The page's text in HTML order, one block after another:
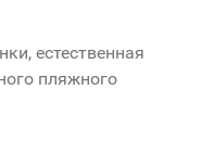
естественная
пляжного